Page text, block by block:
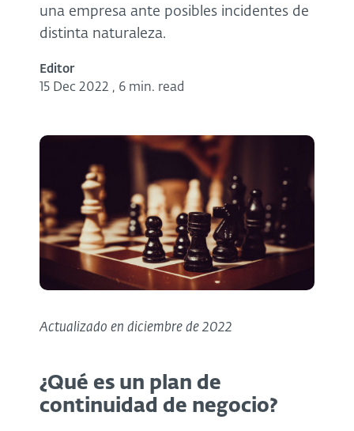
una empresa ante posibles incidentes de
distinta naturaleza.
Editor
15 Dec 2022 , 6 min. read
Actualizado en diciembre de 2022
¿Qué es un plan de
continuidad de negocio?